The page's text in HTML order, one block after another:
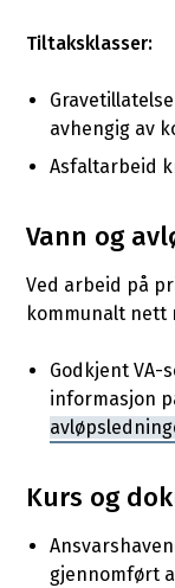
Tiltaksklasser:
avhengig av
Asfaltarbeid
Vann og
Ved arbeid på
kommunalt nett
Godkjent VA-
informasjon
Kurs og
gjennomført